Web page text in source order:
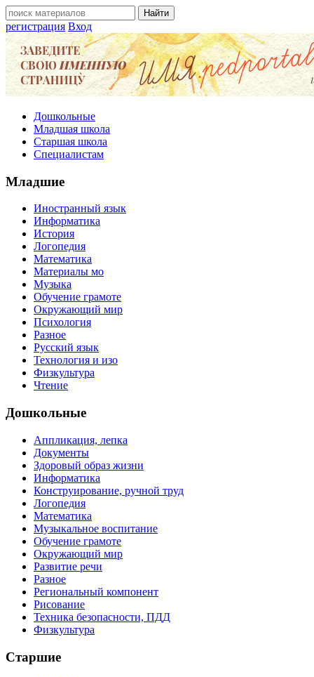
регистрация Вход
Дошкольные
Младшая школа
Старшая школа
Специалистам
Младшие
Иностранный язык
Информатика
История
Логопедия
Математика
Материалы мо
Музыка
Обучение грамоте
Окружающий мир
Психология
Разное
Русский язык
Технология и изо
Физкультура
Чтение
Дошкольные
Аппликация, лепка
Документы
Здоровый образ жизни
Информатика
Конструирование, ручной труд
Логопедия
Математика
Музыкальное воспитание
Обучение грамоте
Окружающий мир
Развитие речи
Разное
Региональный компонент
Рисование
Техника безопасности, ПДД
Физкультура
Старшие